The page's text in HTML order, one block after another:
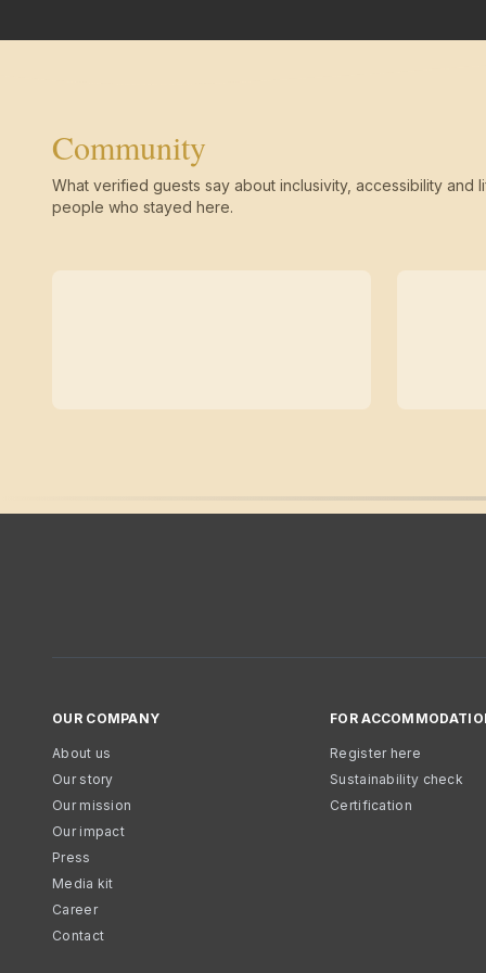
Community
What verified guests say about inclusivity, accessibility and
people who stayed here.
OUR COMPANY
About us
Our story
Our mission
Our impact
Press
Media kit
Career
Contact
FOR
Register here
Sustainability check
Certification